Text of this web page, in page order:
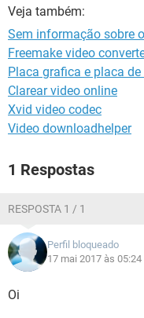
Veja também:
Sem informação sobre
Freemake video
Placa grafica e placa
Clarear video online
Xvid video codec
Video downloadhelper
1 Respostas
RESPOSTA 1 / 1
Perfil bloqueado
17 mai 2017 às 05:24
Oi